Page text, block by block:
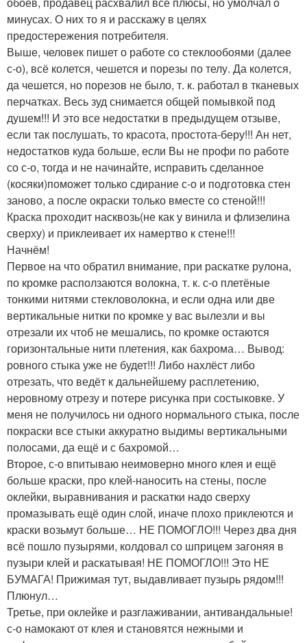
минусах. О них то я и расскажу в целях
предостережения потребителя.
Выше, человек пишет о работе со стеклообоями (далее
с-о), всё колется, чешется и порезы по телу. Да колется,
да чешется, но порезов не было, т. к. работал в тканевых
перчатках. Весь зуд снимается общей помывкой под
душем!!! И это все недостатки в предыдущем отзыве,
если так послушать, то красота, простота-беру!!! Ан нет,
недостатков куда больше, если Вы не профи по работе
со с-о, тогда и не начинайте, исправить сделанное
(косяки)поможет только сдирание с-о и подготовка стен
заново, а после окраски только вместе со стеной!!!
Краска проходит насквозь(не как у винила и флизелина
сверху) и приклеивает их намертво к стене!!!
Начнём!
Первое на что обратил внимание, при раскатке рулона,
по кромке расползаются волокна, т. к. с-о плетёные
тонкими нитями стекловолокна, и если одна или две
вертикальные нитки по кромке у вас вылезли и вы
отрезали их чтоб не мешались, по кромке остаются
горизонтальные нити плетения, как бахрома… Вывод:
ровного стыка уже не будет!!! Либо нахлёст либо
отрезать, что ведёт к дальнейшему расплетению,
неровному отрезу и потере рисунка при состыковке. У
меня не получилось ни одного нормального стыка, после
покраски все стыки аккуратно выдимы вертикальными
полосами, да ещё и с бахромой…
Второе, с-о впитываю неимоверно много клея и ещё
больше краски, про клей-наносить на стены, после
оклейки, выравнивания и раскатки надо сверху
промазывать ещё один слой, иначе плохо приклеются и
краски возьмут больше… НЕ ПОМОГЛО!!! Через два дня
всё пошло пузырями, колдовал со шприцем загоняя в
пузыри клей и раскатывая! НЕ ПОМОГЛО!!! Это НЕ
БУМАГА! Прижимая тут, выдавливает пузырь рядом!!!
Плюнул…
Третье, при оклейке и разглаживании, антивандальные!
с-о намокают от клея и становятся нежными и